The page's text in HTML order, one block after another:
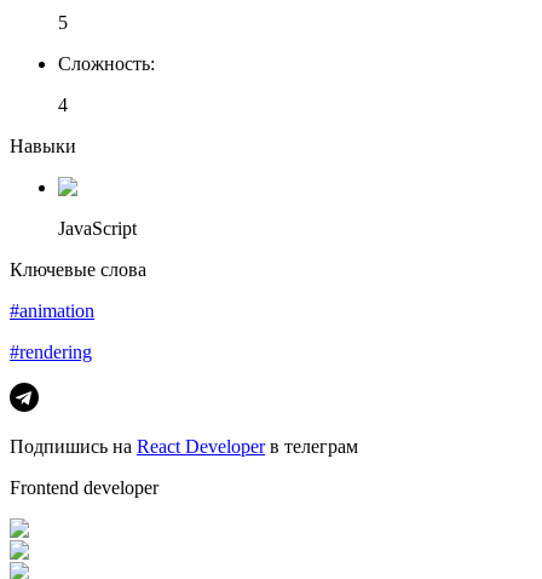
5
Сложность:
4
Навыки
JavaScript
Ключевые слова
#animation
#rendering
Подпишись на React Developerв телеграм
Frontend developer